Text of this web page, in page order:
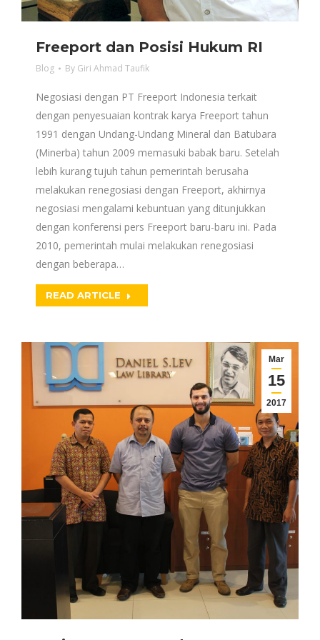
Freeport dan Posisi Hukum RI
Blog By Giri Ahmad Taufik
Negosiasi dengan PT Freeport Indonesia terkait
dengan penyesuaian kontrak karya Freeport tahun
1991 dengan Undang-Undang Mineral dan Batubara
(Minerba) tahun 2009 memasuki babak baru. Setelah
lebih kurang tujuh tahun pemerintah berusaha
melakukan renegosiasi dengan Freeport, akhirnya
negosiasi mengalami kebuntuan yang ditunjukkan
dengan konferensi pers Freeport baru-baru ini. Pada
2010, pemerintah mulai melakukan renegosiasi
dengan beberapa…
READ ARTICLE
Mar
15
2017